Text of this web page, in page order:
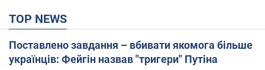
TOP NEWS
Поставлено завдання – вбивати якомога більше
українців: Фейгін назвав "тригери" Путіна